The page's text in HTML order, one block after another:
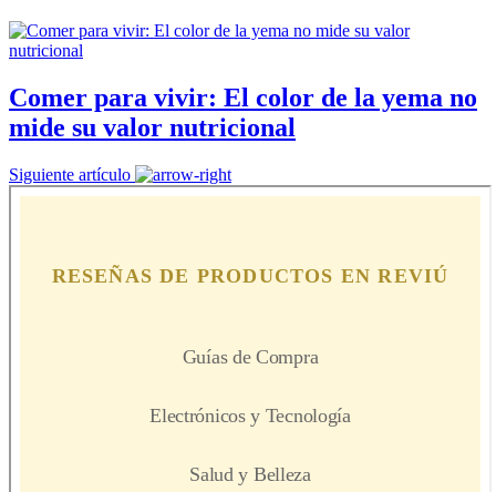
Comer para vivir: El color de la yema no
mide su valor nutricional
Siguiente artículo